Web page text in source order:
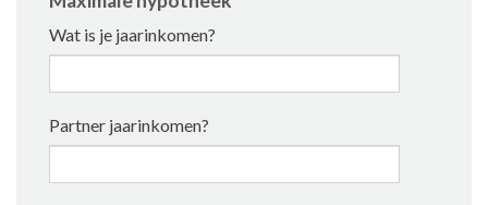
Wat is je jaarinkomen?
Partner jaarinkomen?